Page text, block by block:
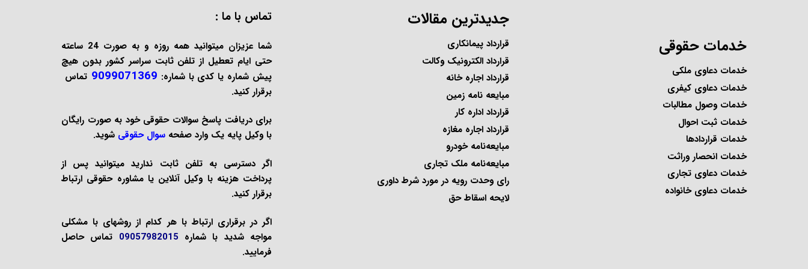
خدمات حقوقی
خدمات دعاوی ملکی
خدمات دعاوی کیفری
خدمات وصول مطالبات
خدمات ثبت احوال
خدمات قراردادها
خدمات انحصار وراثت
خدمات دعاوی تجاری
خدمات دعاوی خانواده
جدیدترین مقالات
قرارداد پیمانکاری
قرارداد الکترونیک وکالت
قرارداد اجاره خانه
مبایعه نامه زمین
قرارداد اداره کار
قرارداد اجاره مغازه
مبایعه‌نامه خودرو
مبایعه‌نامه ملک تجاری
رای وحدت رویه در مورد شرط داوری
لایحه اسقاط حق
تماس با ما :
شما عزیزان میتوانید همه روزه و به صورت 24 ساعته
حتی ایام تعطیل از تلفن ثابت سراسر کشور بدون هیچ
پیش شماره یا کدی با شماره: 9099071369 تماس
برقرار کنید.
برای دریافت پاسخ سوالات حقوقی خود به صورت رایگان
با وکیل پایه یک وارد صفحه سوال حقوقی شوید.
اگر دسترسی به تلفن ثابت ندارید میتوانید پس از
پرداخت هزینه با وکیل آنلاین یامشاوره حقوقی ارتباط
برقرار کنید.
اگر در برقراری ارتباط با هر کدام از روشهای با مشکلی
مواجه شدید با شماره 09057982015 تماس حاصل
فرمایید.